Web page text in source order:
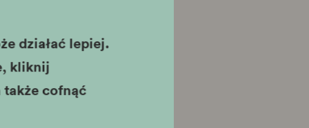
działać lepiej.
kliknij
cofnąć